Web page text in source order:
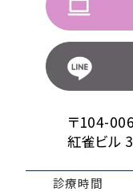
〒104-
紅雀ビル
診療時間